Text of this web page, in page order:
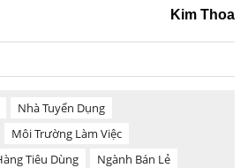
Kim Thoa
Nhà Tuyển Dụng
Môi Trường Làm Việc
Tiêu Dùng
Ngành Bán Lẻ